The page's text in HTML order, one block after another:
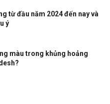
từ đầu năm 2024 đến nay và
ý
màu trong khủng hoảng